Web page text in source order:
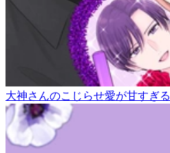
大神さんのこじらせ愛が甘すぎる